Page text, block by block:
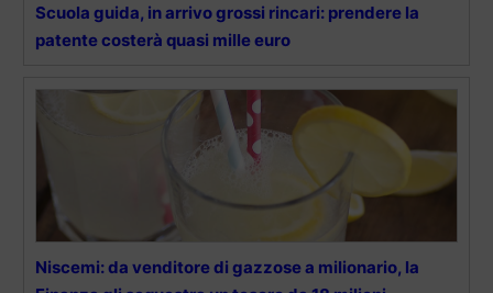
Scuola guida, in arrivo grossi rincari: prendere la
patente costerà quasi mille euro
Niscemi: da venditore di gazzose a milionario, la